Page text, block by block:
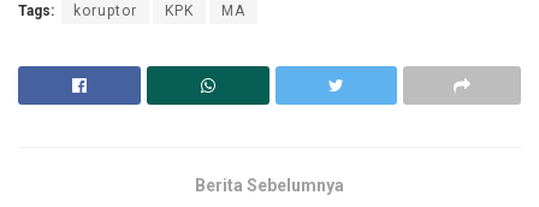
Tags: koruptor KPK MA
Berita Sebelumnya